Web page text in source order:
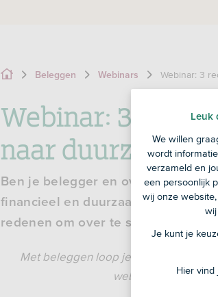
Beleggen Webinars Webinar: 3
Webinar: 3
naar duurzaam
Ben je belegger en overweeg je
financieel en duurzaam
redenen om over te stappen naar
Met beleggen loop je risico en maak
webinar mag niet
Leuk
We willen
wordt
verzameld en
een persoonlijk
wij onze
Je kunt je
Hier vind